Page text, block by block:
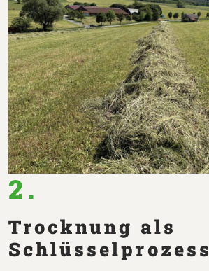
2.
Trocknung als
Schlüsselprozess